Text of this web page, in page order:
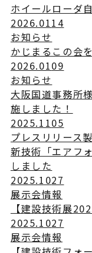
ホイールローダ
2026.0114
お知らせ
かじまるこの会
2026.0109
お知らせ
大阪国道事務所
施しました！
2025.1105
プレスリリース
新技術「エアフ
しました
2025.1027
展示会情報
【建設技術展
2025.1027
展示会情報